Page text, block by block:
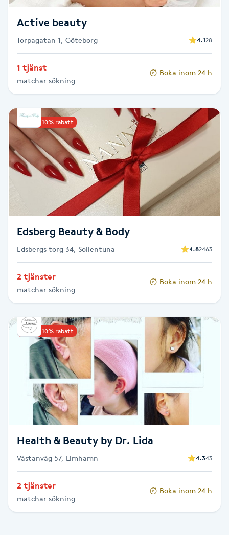
Manikyr & Pedikyr
Massage
Medial vägledning
Medicinsk massage
Meditation
Megavolymfransar
MicroPen
Microshading
Mixfransar
Nagelförlängning
Nagelförlängning akryl
Nagelförlängning glasfiber
Nagelförlängning silke
Active beauty
Torpagatan 1, Göteborg 4.128
1 tjänst
matchar sökning
Boka inom 24 h
Upp till 10% rabatt
Edsberg Beauty & Body
Edsbergs torg 34, Sollentuna 4.82463
2 tjänster
matchar sökning
Boka inom 24 h
Upp till 10% rabatt
Health & Beauty by Dr. Lida
Västanväg 57, Limhamn 4.343
2 tjänster
matchar sökning
Boka inom 24 h